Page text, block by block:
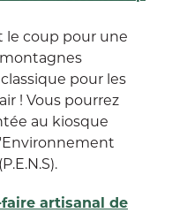
le coup pour une
pour les
! Vous pourrez
au kiosque
artisanal de